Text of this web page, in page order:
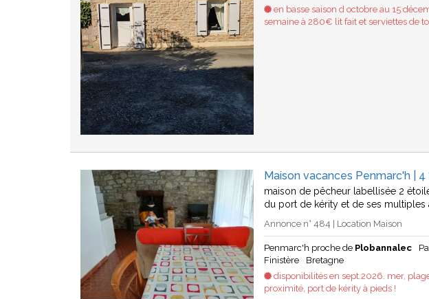
en basse saison d octobre au 15
semaine à 280€ lit fait et serviettes de
Maison vacances Penmarc'h | 4
maison de pêcheur labellisée 2
du port de kérity et de ses multiples
Annonce n° 484 | Location Maison
Penmarc'h proche de Plobannalec
Finistère
Bretagne
disponibilités en sept.2026. mer,
proximité, port de kérity à pieds !